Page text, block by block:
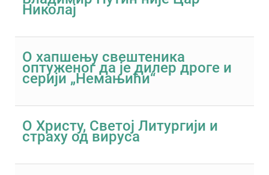
Николај
О хапшењу свештеника
оптуженог да је дилер дроге и
серији „Немањићи“
О Христу, Светој Литургији и
страху од вируса